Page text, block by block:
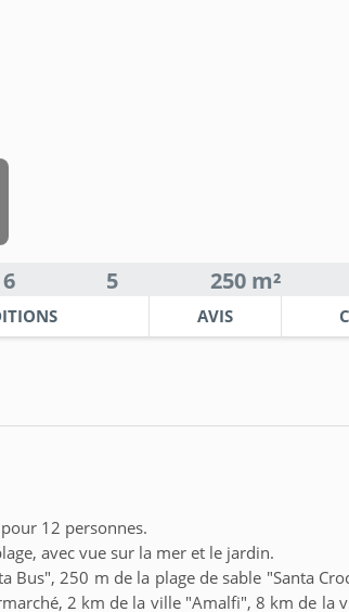
6 5 250 m²
AVIS
12 personnes.
avec vue sur la mer et le jardin.
Bus", 250 m de la plage de sable "Santa
2 km de la ville "Amalfi", 8 km de la